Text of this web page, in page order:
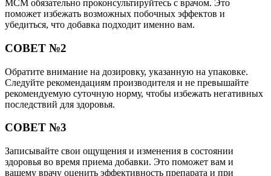
МСМ обязательно проконсультируйтесь с врачом. Это
поможет избежать возможных побочных эффектов и
убедиться, что добавка подходит именно вам.
СОВЕТ №2
Обратите внимание на дозировку, указанную на упаковке.
Следуйте рекомендациям производителя и не превышайте
рекомендуемую суточную норму, чтобы избежать негативных
последствий для здоровья.
СОВЕТ №3
Записывайте свои ощущения и изменения в состоянии
здоровья во время приема добавки. Это поможет вам и
вашему врачу оценить эффективность препарата и при